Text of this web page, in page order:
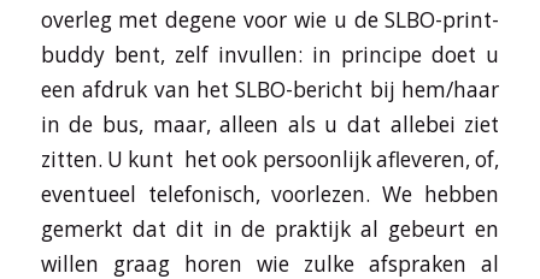
overleg met degene voor wie u de SLBO-print-
buddy bent, zelf invullen: in principe doet u
een afdruk van het SLBO-bericht bij hem/haar
in de bus, maar, alleen als u dat allebei ziet
zitten. U kunt het ook persoonlijk afleveren, of,
eventueel telefonisch, voorlezen. We hebben
gemerkt dat dit in de praktijk al gebeurt en
willen graag horen wie zulke afspraken al